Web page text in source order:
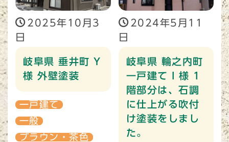
2025年10月3
日
岐阜県 垂井町 Y
様 外壁塗装
一戸建て
一般
ブラウン・茶色
2024年5月11
日
岐阜県 輪之内町
一戸建て I 様 1
階部分は、石調
に仕上がる吹付
け塗装をしまし
た。